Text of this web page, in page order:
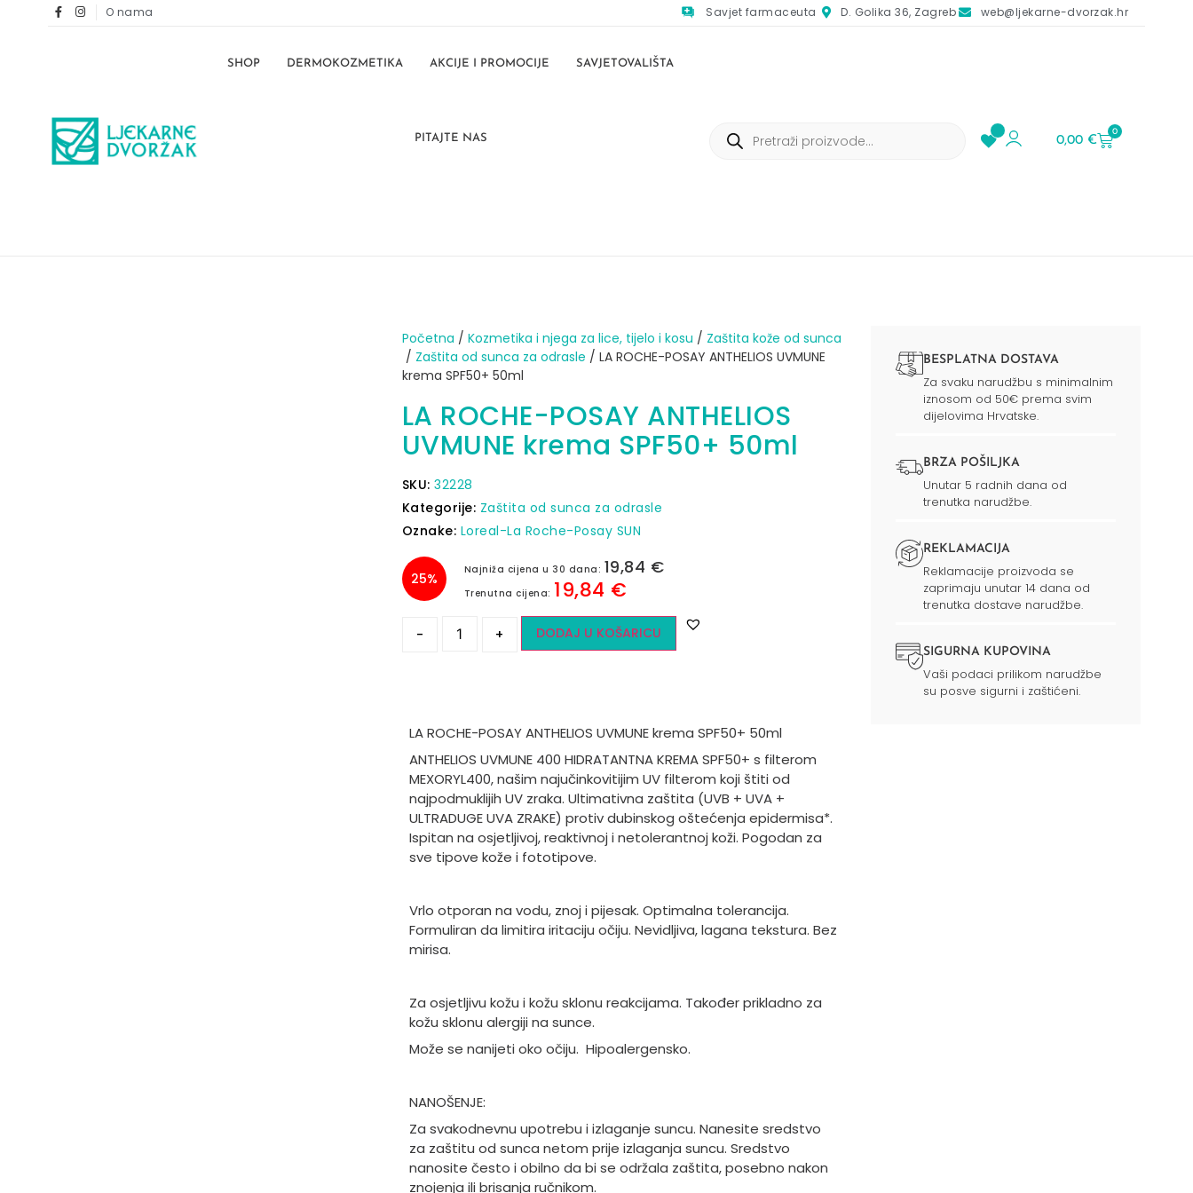
O nama Savjet farmaceuta D. Golika 36, Zagreb web@ljekarne-dvorzak.hr
SHOP DERMOKOZMETIKA AKCIJE I PROMOCIJE SAVJETOVALIŠTA
PITAJTE NAS 0,00€
0
Početna / Kozmetika i njega za lice, tijelo i kosu / Zaštita kože od sunca​
/ Zaštita od sunca za odrasle / LA ROCHE-POSAY ANTHELIOS UVMUNE
krema SPF50+ 50ml
LA ROCHE-POSAY ANTHELIOS
UVMUNE krema SPF50+ 50ml
SKU: 32228
Kategorije: Zaštita od sunca za odrasle
Oznake: Loreal-La Roche-Posay SUN
25%
Najniža cijena u 30 dana: 19,84 €
Trenutna cijena: 19,84 €
- + DODAJ U KOŠARICU
LA ROCHE-POSAY ANTHELIOS UVMUNE krema SPF50+ 50ml
ANTHELIOS UVMUNE 400 HIDRATANTNA KREMA SPF50+ s filterom
MEXORYL400, našim najučinkovitijim UV filterom koji štiti od
najpodmuklijih UV zraka. Ultimativna zaštita (UVB + UVA +
ULTRADUGE UVA ZRAKE) protiv dubinskog oštećenja epidermisa*.
Ispitan na osjetljivoj, reaktivnoj i netolerantnoj koži. Pogodan za
sve tipove kože i fototipove.
Vrlo otporan na vodu, znoj i pijesak. Optimalna tolerancija.
Formuliran da limitira iritaciju očiju. Nevidljiva, lagana tekstura. Bez
mirisa.
Za osjetljivu kožu i kožu sklonu reakcijama. Također prikladno za
kožu sklonu alergiji na sunce.
Može se nanijeti oko očiju. Hipoalergensko.
NANOŠENJE:
Za svakodnevnu upotrebu i izlaganje suncu. Nanesite sredstvo
za zaštitu od sunca netom prije izlaganja suncu. Sredstvo
nanosite često i obilno da bi se održala zaštita, posebno nakon
znojenja ili brisanja ručnikom.
BESPLATNA DOSTAVA
Za svaku narudžbu s minimalnim
iznosom od 50€ prema svim
dijelovima Hrvatske.
BRZA POŠILJKA
Unutar 5 radnih dana od
trenutka narudžbe.
REKLAMACIJA
Reklamacije proizvoda se
zaprimaju unutar 14 dana od
trenutka dostave narudžbe.
SIGURNA KUPOVINA
Vaši podaci prilikom narudžbe
su posve sigurni i zaštićeni.